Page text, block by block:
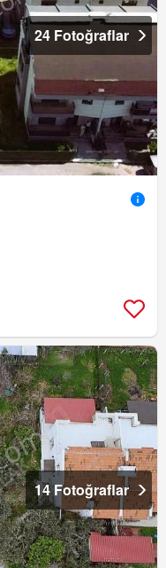
24 Fotoğraflar
14 Fotoğraflar